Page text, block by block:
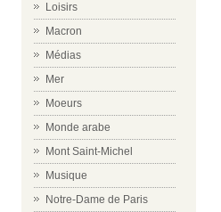
Loisirs
Macron
Médias
Mer
Moeurs
Monde arabe
Mont Saint-Michel
Musique
Notre-Dame de Paris